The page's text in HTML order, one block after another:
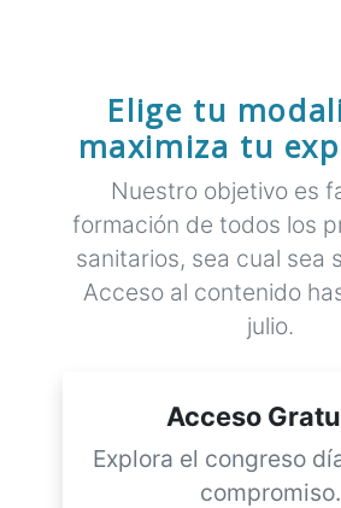
Elige tu
maximiza tu
Nuestro objetivo es
formación de todos los
sanitarios, sea cual sea
Acceso al contenido
julio.
Acceso
Explora el congreso
compromiso.